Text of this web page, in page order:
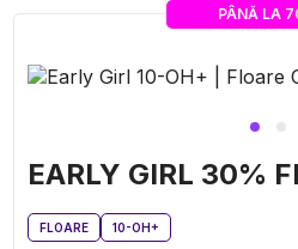
PÂNĂ LA
EARLY GIRL 30%
FLOARE 10-OH+